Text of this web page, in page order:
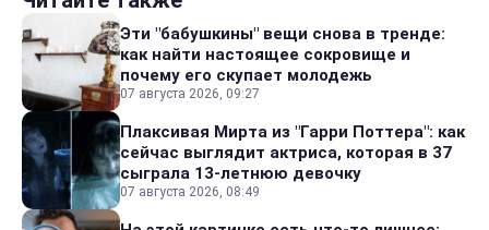
Эти "бабушкины" вещи снова в тренде:
как найти настоящее сокровище и
почему его скупает молодежь
07 августа 2026, 09:27
Плаксивая Мирта из "Гарри Поттера": как
сейчас выглядит актриса, которая в 37
сыграла 13-летнюю девочку
07 августа 2026, 08:49